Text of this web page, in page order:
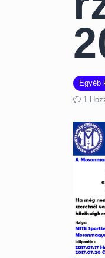
Egyéb
1